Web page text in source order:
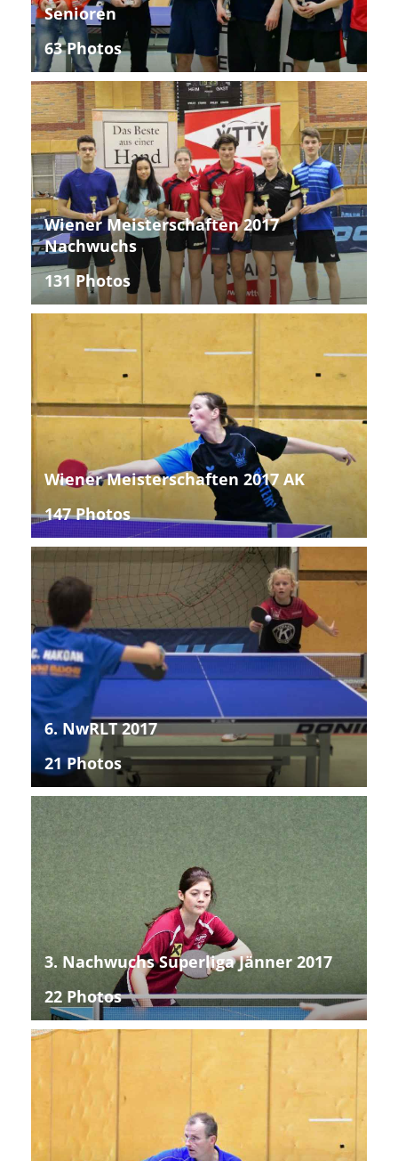
Senioren
63 Photos
Wiener Meisterschaften 2017
Nachwuchs
131 Photos
Wiener Meisterschaften 2017 AK
147 Photos
6. NwRLT 2017
21 Photos
3. Nachwuchs Superliga Jänner 2017
22 Photos